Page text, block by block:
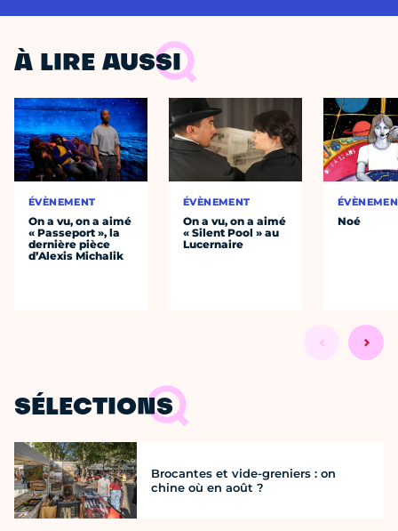
À LIRE AUSSI
ÉVÈNEMENT
On a vu, on a aimé
« Passeport », la
dernière pièce
d’Alexis Michalik
ÉVÈNEMENT
On a vu, on a aimé
« Silent Pool » au
Lucernaire
Noé
SÉLECTIONS
Brocantes et vide-greniers : on
chine où en août ?